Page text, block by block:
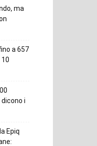
ma
a 657
i
Epiq